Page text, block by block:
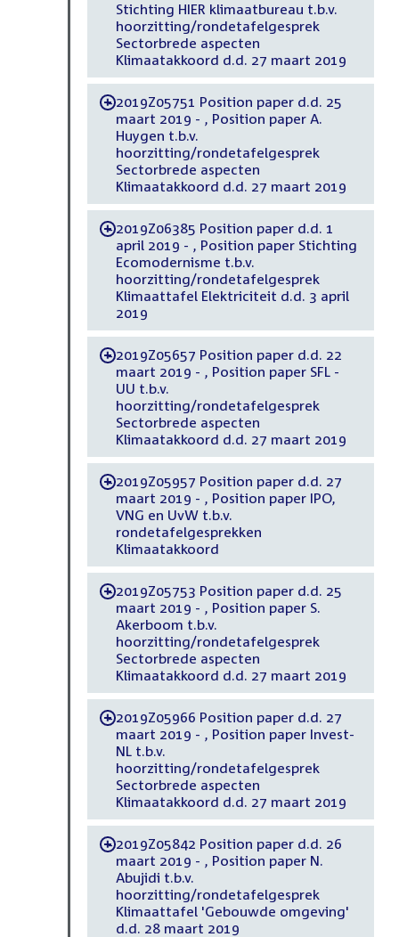
Stichting HIER klimaatbureau t.b.v.
hoorzitting/rondetafelgesprek
Sectorbrede aspecten
Klimaatakkoord d.d. 27 maart 2019
-2019Z05751 Position paper d.d. 25
maart 2019 - , Position paper A.
Huygen t.b.v.
hoorzitting/rondetafelgesprek
Sectorbrede aspecten
Klimaatakkoord d.d. 27 maart 2019
-2019Z06385 Position paper d.d. 1
april 2019 - , Position paper Stichting
Ecomodernisme t.b.v.
hoorzitting/rondetafelgesprek
Klimaattafel Elektriciteit d.d. 3 april
2019
-2019Z05657 Position paper d.d. 22
maart 2019 - , Position paper SFL -
UU t.b.v.
hoorzitting/rondetafelgesprek
Sectorbrede aspecten
Klimaatakkoord d.d. 27 maart 2019
-2019Z05957 Position paper d.d. 27
maart 2019 - , Position paper IPO,
VNG en UvW t.b.v.
rondetafelgesprekken
Klimaatakkoord
-2019Z05753 Position paper d.d. 25
maart 2019 - , Position paper S.
Akerboom t.b.v.
hoorzitting/rondetafelgesprek
Sectorbrede aspecten
Klimaatakkoord d.d. 27 maart 2019
-2019Z05966 Position paper d.d. 27
maart 2019 - , Position paper Invest-
NL t.b.v.
hoorzitting/rondetafelgesprek
Sectorbrede aspecten
Klimaatakkoord d.d. 27 maart 2019
-2019Z05842 Position paper d.d. 26
maart 2019 - , Position paper N.
Abujidi t.b.v.
hoorzitting/rondetafelgesprek
Klimaattafel 'Gebouwde omgeving'
d.d. 28 maart 2019